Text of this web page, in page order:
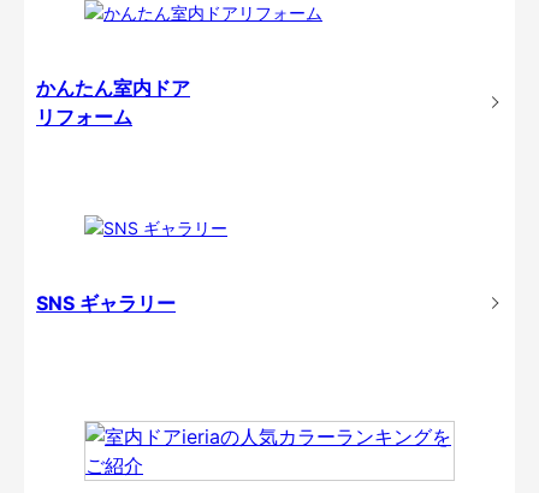
かんたん室内ドア
リフォーム
SNS ギャラリー